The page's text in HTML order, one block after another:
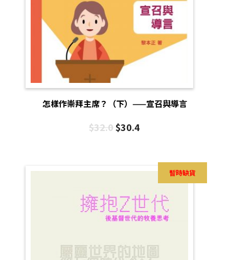
怎樣作崇拜主席？（下）——宣召與導言
$32.0$30.4
暫時缺貨